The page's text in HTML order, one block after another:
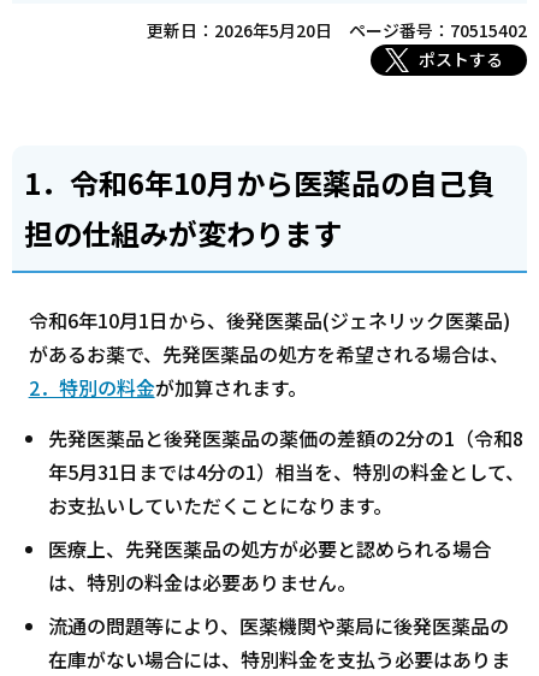
更新日：2026年5月20日
ページ番号：70515402
ポストする
1．令和6年10月から医薬品の自己負
担の仕組みが変わります
令和6年10月1日から、後発医薬品(ジェネリック医薬品)
があるお薬で、先発医薬品の処方を希望される場合は、
2．特別の料金が加算されます。
先発医薬品と後発医薬品の薬価の差額の2分の1（令和8
年5月31日までは4分の1）相当を、特別の料金として、
お支払いしていただくことになります。
医療上、先発医薬品の処方が必要と認められる場合
は、特別の料金は必要ありません。
流通の問題等により、医薬機関や薬局に後発医薬品の
在庫がない場合には、特別料金を支払う必要はありま